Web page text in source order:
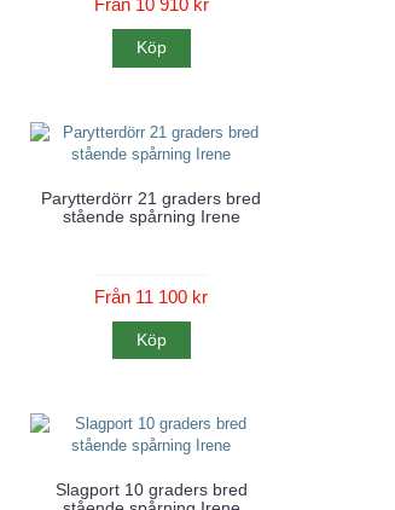
Från 10 910 kr
Köp
Parytterdörr 21 graders bred
stående spårning Irene
Från 11 100 kr
Köp
Slagport 10 graders bred